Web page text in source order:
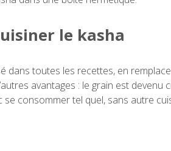
le kasha
dans toutes les recettes, en
avantages : le grain est devenu
se consommer tel quel, sans autre